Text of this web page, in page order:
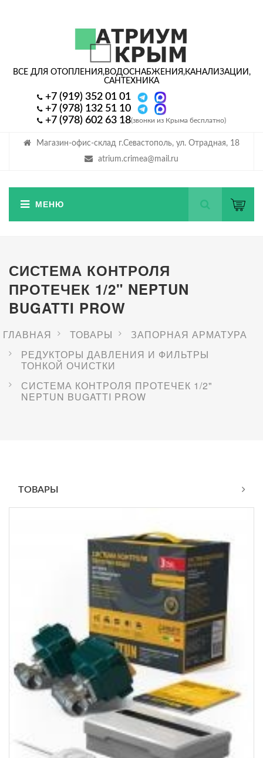
Магазин-офис-склад г.Севастополь, ул. Отрадная, 18
atrium.crimea@mail.ru
ВСЕ ДЛЯ ОТОПЛЕНИЯ,ВОДОСНАБЖЕНИЯ,КАНАЛИЗАЦИИ,
САНТЕХНИКА
+7 (919) 352 01 01
+7 (978) 132 51 10
+7 (978) 602 63 18(звонки из Крыма бесплатно)
СИСТЕМА КОНТРОЛЯ
ПРОТЕЧЕК 1/2" NEPTUN
BUGATTI PROW
ГЛАВНАЯ ТОВАРЫ
ЗАПОРНАЯ АРМАТУРА
РЕДУКТОРЫ ДАВЛЕНИЯ И ФИЛЬТРЫ
ТОНКОЙ ОЧИСТКИ
СИСТЕМА КОНТРОЛЯ ПРОТЕЧЕК 1/2"
NEPTUN BUGATTI PROW
ТОВАРЫ